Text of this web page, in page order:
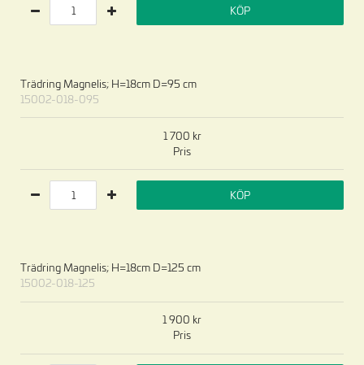
KÖP
Trädring Magnelis; H=18cm D=95 cm
15002-018-095
Pris
1 700
KÖP
Trädring Magnelis; H=18cm D=125 cm
15002-018-125
Pris
1 900